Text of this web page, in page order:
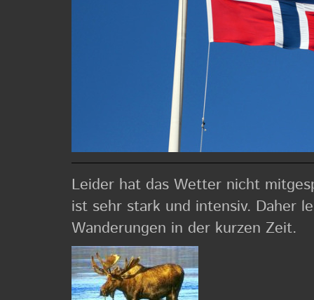
Leider hat das Wetter nicht
ist sehr stark und intensiv. Daher
Wanderungen in der kurzen Zeit.